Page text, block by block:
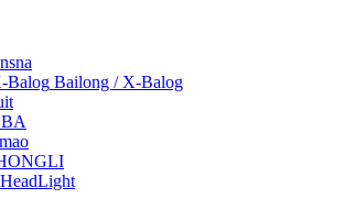
Bailong / X-Balog
HeadLight